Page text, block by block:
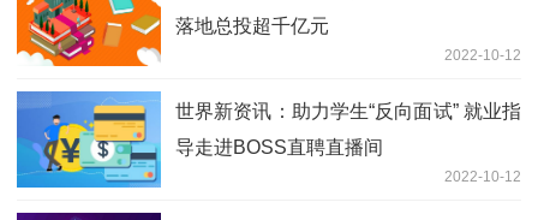
落地总投超千亿元
2022-10-12
世界新资讯：助力学生“反向面试” 就业指
导走进BOSS直聘直播间
2022-10-12